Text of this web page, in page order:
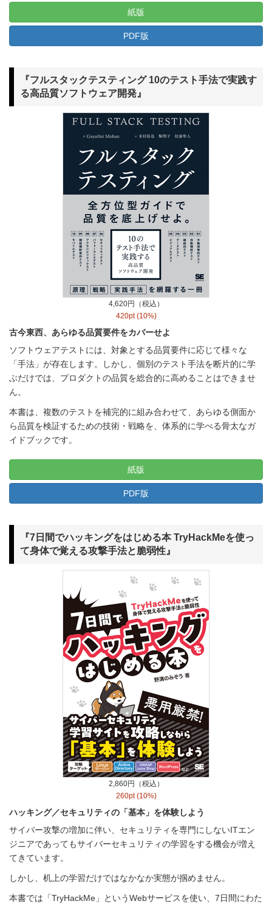
紙版
PDF版
『フルスタックテスティング 10のテスト手法で実践す
る高品質ソフトウェア開発』
4,620円（税込）
420pt (10%)
古今東西、あらゆる品質要件をカバーせよ
ソフトウェアテストには、対象とする品質要件に応じて様々な
「手法」が存在します。しかし、個別のテスト手法を断片的に学
ぶだけでは、プロダクトの品質を総合的に高めることはできませ
ん。
本書は、複数のテストを補完的に組み合わせて、あらゆる側面か
ら品質を検証するための技術・戦略を、体系的に学べる骨太なガ
イドブックです。
紙版
PDF版
『7日間でハッキングをはじめる本 TryHackMeを使っ
て身体で覚える攻撃手法と脆弱性』
2,860円（税込）
260pt (10%)
ハッキング／セキュリティの「基本」を体験しよう
サイバー攻撃の増加に伴い、セキュリティを専門にしないITエン
ジニアであってもサイバーセキュリティの学習をする機会が増え
てきています。
しかし、机上の学習だけではなかなか実態が掴めません。
本書では「TryHackMe」というWebサービスを使い、7日間にわた